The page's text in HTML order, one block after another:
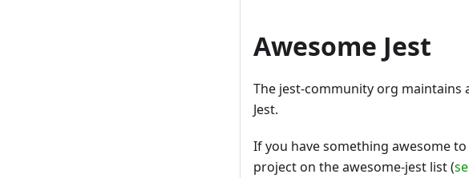
Awesome Jest
The jest-community org maintains
Jest.
If you have something awesome
project on the awesome-jest list (